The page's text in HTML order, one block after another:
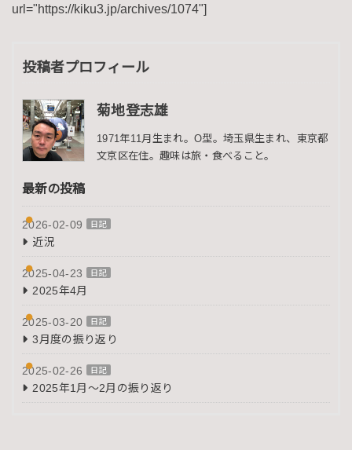
url="https://kiku3.jp/archives/1074"]
投稿者プロフィール
菊地登志雄
1971年11月生まれ。O型。埼玉県生まれ、東京都
文京区在住。趣味は旅・食べること。
最新の投稿
2026-02-09 日記
近況
2025-04-23 日記
2025年4月
2025-03-20 日記
3月度の振り返り
2025-02-26 日記
2025年1月～2月の振り返り